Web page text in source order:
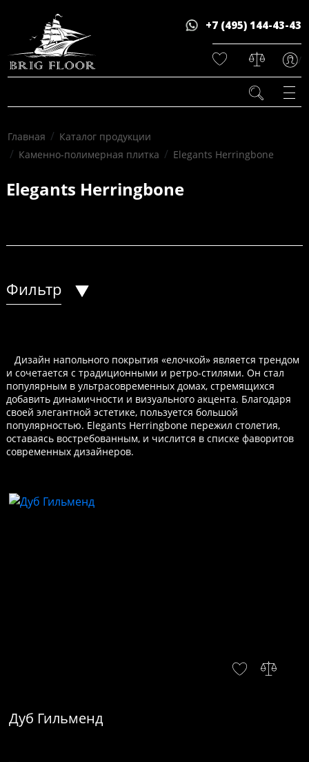
+7 (495) 144-43-43
/
Главная / Каталог продукции
/ Каменно-полимерная плитка / Elegants Herringbone
Elegants Herringbone
Фильтр
Дизайн напольного покрытия «елочкой» является трендом
и сочетается с традиционными и ретро-стилями. Он стал
популярным в ультрасовременных домах, стремящихся
добавить динамичности и визуального акцента. Благодаря
своей элегантной эстетике, пользуется большой
популярностью. Elegants Herringbone пережил столетия,
оставаясь востребованным, и числится в списке фаворитов
современных дизайнеров.
Дуб Гильменд